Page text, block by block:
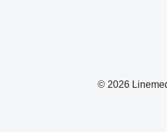
© 2026